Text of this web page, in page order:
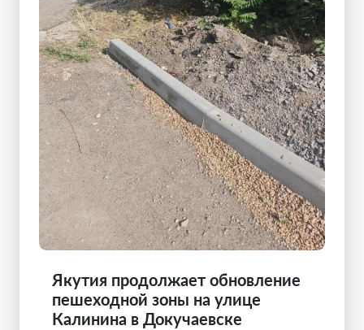
Якутия продолжает обновление
пешеходной зоны на улице
Калинина в Докучаевске